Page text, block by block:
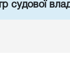
судової